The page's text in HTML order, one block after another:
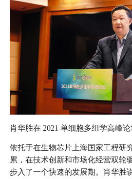
肖华胜在 2021 单细胞多组学高峰
依托于在生物芯片上海国家工程研
累，在技术创新和市场化经营双轮
步入了一个快速的发展期。肖华胜